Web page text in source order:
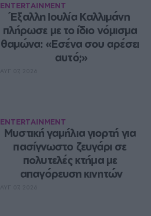
ENTERTAINMENT
Έξαλλη Ιουλία Καλλιμάνη
πλήρωσε με το ίδιο νόμισμα
θαμώνα: «Εσένα σου αρέσει
αυτό;»
ENTERTAINMENT
Μυστική γαμήλια γιορτή για
πασίγνωστο ζευγάρι σε
πολυτελές κτήμα με
απαγόρευση κινητών